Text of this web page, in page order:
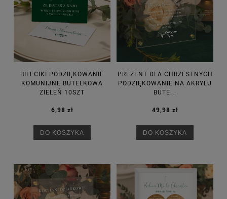
BILECIKI PODZIĘKOWANIE
KOMUNIJNE BUTELKOWA
ZIELEŃ 10SZT
6,98 zł
DO KOSZYKA
PREZENT DLA CHRZESTNYCH
PODZIĘKOWANIE NA AKRYLU
BUTE...
49,98 zł
DO KOSZYKA